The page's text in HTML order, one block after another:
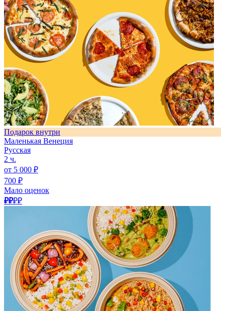
Подарок внутри
Маленькая Венеция
Русская
2 ч.
от 5 000 ₽
700 ₽
Мало оценок
₽₽₽₽